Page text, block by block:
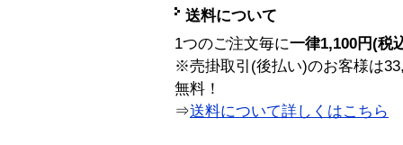
送料について
1つのご注文毎に一律1,100円(税
※売掛取引(後払い)のお客様は
無料！
⇒送料について詳しくはこちら